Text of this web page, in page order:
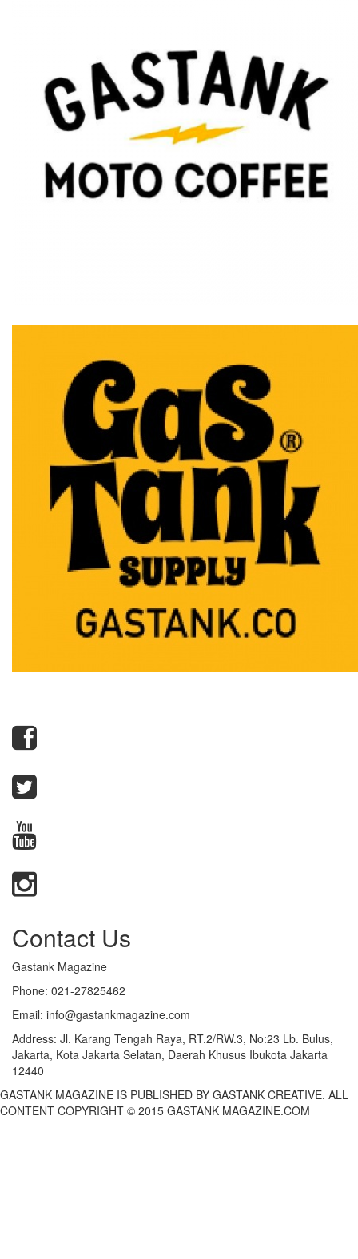
Contact Us
Gastank Magazine
Phone: 021-27825462
Email: info@gastankmagazine.com
Address: Jl. Karang Tengah Raya, RT.2/RW.3, No:23 Lb. Bulus,
Jakarta, Kota Jakarta Selatan, Daerah Khusus Ibukota Jakarta
12440
GASTANK MAGAZINE IS PUBLISHED BY GASTANK CREATIVE. ALL
CONTENT COPYRIGHT © 2015 GASTANK MAGAZINE.COM